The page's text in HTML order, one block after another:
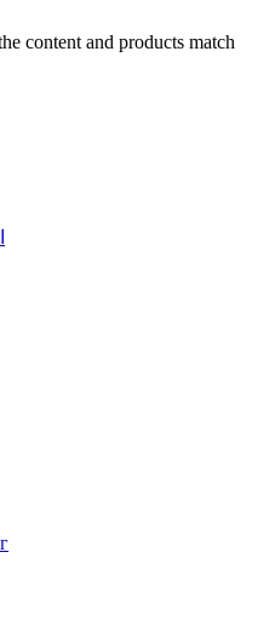
content and products match